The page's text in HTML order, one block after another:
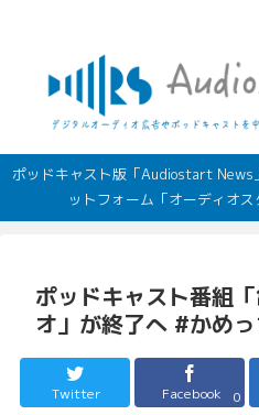
ポッドキャスト版「Audiostart News
ットフォーム「オーディオ
ポッドキャスト番組
オ」が終了へ #かめ
Twitter Facebook 0